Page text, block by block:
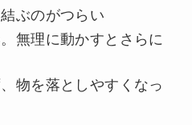
ぶのがつらい
無理に動かすとさらに
物を落としやすくなっ